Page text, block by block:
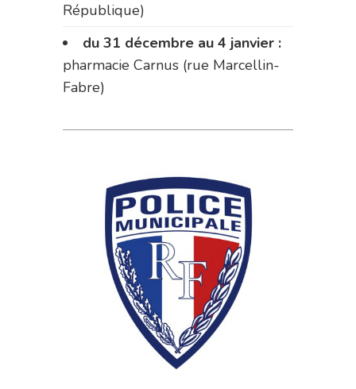
République)
du 31 décembre au 4 janvier :
pharmacie Carnus (rue Marcellin-
Fabre)